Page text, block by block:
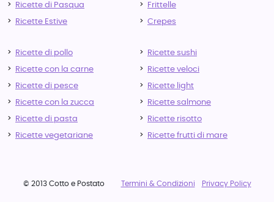
Ricette di Pasqua
Ricette Estive
Frittelle
Crepes
Ricette di pollo
Ricette con la carne
Ricette di pesce
Ricette con la zucca
Ricette di pasta
Ricette vegetariane
Ricette sushi
Ricette veloci
Ricette light
Ricette salmone
Ricette risotto
Ricette frutti di mare
© 2013 Cotto e Postato Termini & Condizioni Privacy Policy